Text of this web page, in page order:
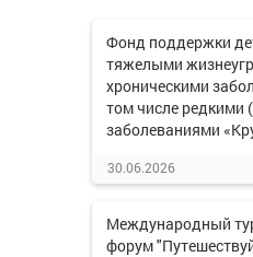
Фонд поддержки
тяжелыми
хроническими
том числе
заболеваниями
30.06.2026
Международный
форум